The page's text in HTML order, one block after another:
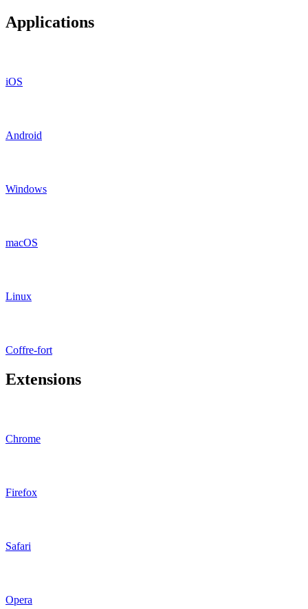
Applications
iOS
Android
Windows
macOS
Linux
Coffre-fort
Extensions
Chrome
Firefox
Safari
Opera